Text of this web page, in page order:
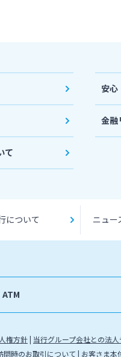
て
安心
金融
について ニュー
権方針 当行グループ会社との法
問時のお取引について お客さま本